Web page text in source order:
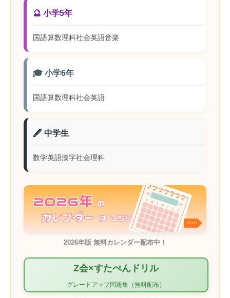
🔮 小学5年
国語算数理科社会英語音楽
🎓 小学6年
国語算数理科社会英語
🖋️ 中学生
数学英語漢字社会理科
2026年版 無料カレンダー配布中！
Z会×すたぺんドリル
グレードアップ問題集（無料配布）